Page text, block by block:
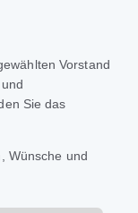
Vorstand
Sie das
Wünsche und